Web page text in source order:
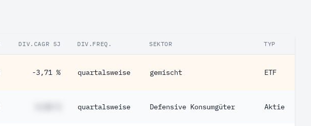
DIV.CAGR 5J DIV.FREQ. SEKTOR TYP
-3,71 % quartalsweise gemischt ETF
quartalsweise Defensive Konsumgüter Aktie